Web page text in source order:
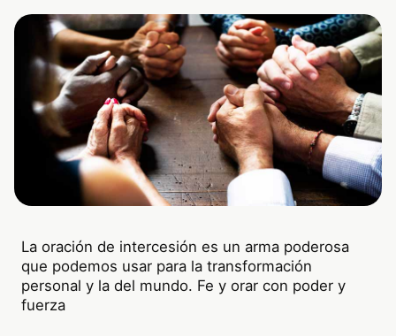
La oración de intercesión es un arma poderosa
que podemos usar para la transformación
personal y la del mundo. Fe y orar con poder y
fuerza